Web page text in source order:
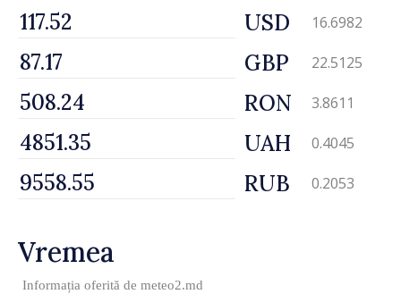
USD 16.6982
GBP 22.5125
RON 3.8611
UAH 0.4045
RUB 0.2053
Vremea
Informația oferită de meteo2.md